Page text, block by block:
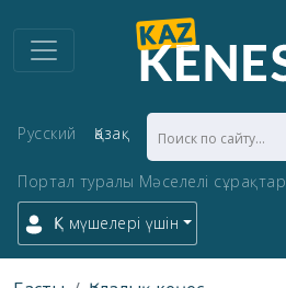
Русский Қазақ
Портал туралы Мәселелі сұрақтар
ҚК мүшелері үшін